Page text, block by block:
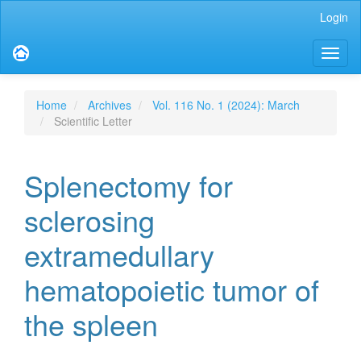
Sidebar
Login
Home Archives
Vol. 116 No. 1 (2024): March
Scientific Letter
Splenectomy for
sclerosing
extramedullary
hematopoietic tumor of
the spleen